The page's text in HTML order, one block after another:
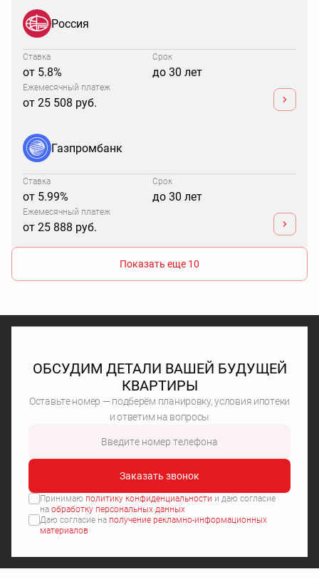
Россия
Ставка
от 5.8%
Срок
до 30 лет
Ежемесячный платеж
от 25 508 руб.
Газпромбанк
Ставка
от 5.99%
Срок
до 30 лет
Ежемесячный платеж
от 25 888 руб.
Показать еще 10
ОБСУДИМ ДЕТАЛИ ВАШЕЙ БУДУЩЕЙ
КВАРТИРЫ
Оставьте номер — подберём планировку, условия ипотеки
и ответим на вопросы
Заказать звонок
Принимаю политику конфиденциальности и даю согласие
наобработку персональных данных
Даю согласие на получение рекламно-информационных
материалов